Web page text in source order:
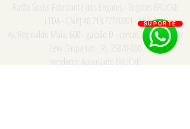
Razão Social Fabricante dos Engates - Engates BRUCKE
LTDA - CNPJ
/0001 - 18
Av. Reginaldo Maia, 600 - galpão D - centro, Comendador
Levy Gasparian - RJ,
Vendedor Autorizado BRUCKE
SUPORTE